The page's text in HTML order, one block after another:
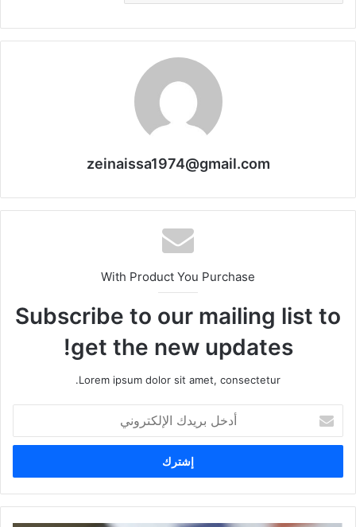
zeinaissa1974@gmail.com
With Product You Purchase
Subscribe to our mailing list to
get the new updates!
Lorem ipsum dolor sit amet, consectetur.
بريدك
الإلكتروني